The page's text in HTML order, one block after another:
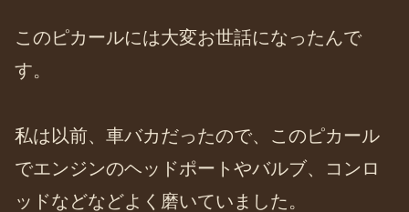
このピカールには大変お世話になったんで
す。
私は以前、車バカだったので、このピカール
でエンジンのヘッドポートやバルブ、コンロ
ッドなどなどよく磨いていました。